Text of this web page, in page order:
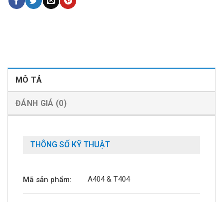
MÔ TẢ
ĐÁNH GIÁ (0)
THÔNG SỐ KỸ THUẬT
Mã sản phẩm: A404 & T404